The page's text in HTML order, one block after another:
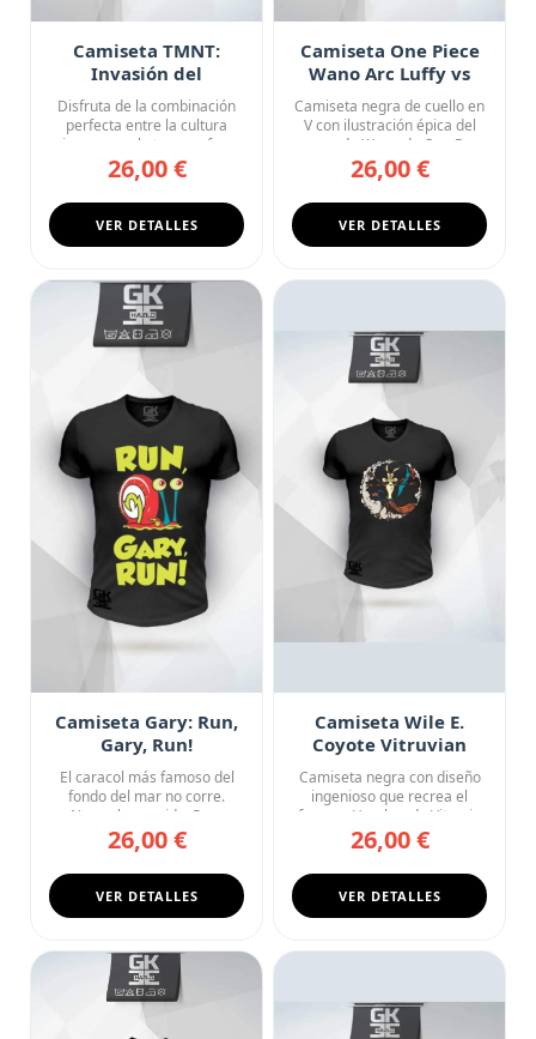
Camiseta TMNT:
Invasión del
Tecnódromo
Disfruta de la combinación
perfecta entre la cultura
japonesa y la ternura fe...
26,00 €
VER DETALLES
Camiseta One Piece
Wano Arc Luffy vs
Kaido Fan Art
Camiseta negra de cuello en
V con ilustración épica del
arco de Wano de One P...
26,00 €
VER DETALLES
Camiseta Gary: Run,
Gary, Run!
El caracol más famoso del
fondo del mar no corre.
Nunca ha corrido. Pero
esta...
26,00 €
VER DETALLES
Camiseta Wile E.
Coyote Vitruvian
Looney Tunes Art
Camiseta negra con diseño
ingenioso que recrea el
famoso Hombre de Vitruvio
d...
26,00 €
VER DETALLES